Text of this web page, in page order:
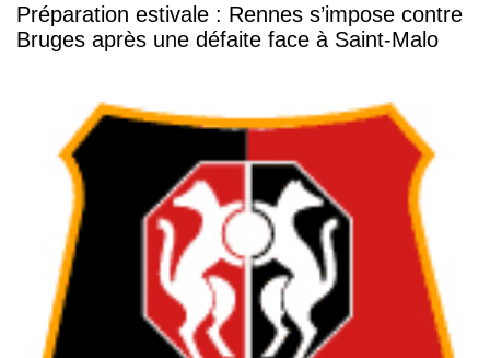
Préparation estivale : Rennes s’impose contre
Bruges après une défaite face à Saint-Malo